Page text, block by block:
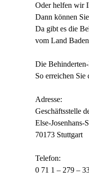
Oder helfen wir
Dann können
Da gibt es die
vom Land
Die
So erreichen Sie
Adresse:
Geschäftsstelle
Else-Josenhans-
70173 Stuttgart
Telefon:
0 71 1 – 279 –